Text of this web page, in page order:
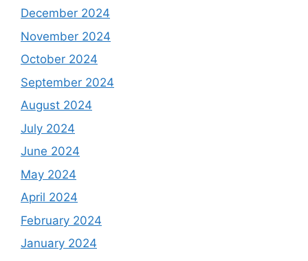
December 2024
November 2024
October 2024
September 2024
August 2024
July 2024
June 2024
May 2024
April 2024
February 2024
January 2024